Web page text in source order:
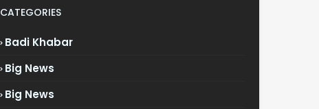
CATEGORIES
Badi Khabar
Big News
Big News